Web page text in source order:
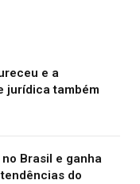
e a
jurídica também
Brasil e ganha
do